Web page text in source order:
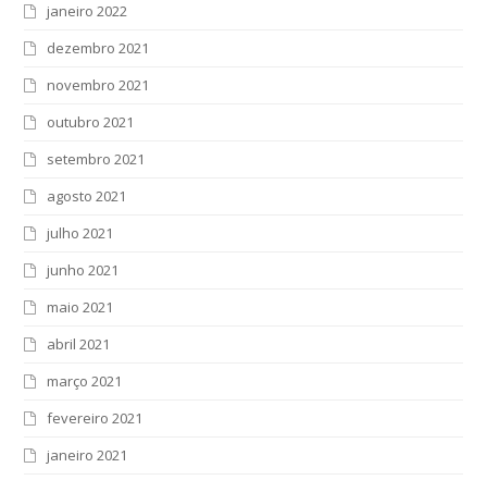
janeiro 2022
dezembro 2021
novembro 2021
outubro 2021
setembro 2021
agosto 2021
julho 2021
junho 2021
maio 2021
abril 2021
março 2021
fevereiro 2021
janeiro 2021